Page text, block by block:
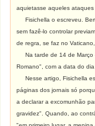
aquietasse aqueles
Fisichella o escreveu.
sem fazê-lo controlar
de regra, se faz no
Na tarde de 14 de Março
Romano", com a data do
Nesse artigo, Fisichella
páginas dos jornais só
a declarar a excomunhão
gravidez". Quando, ao